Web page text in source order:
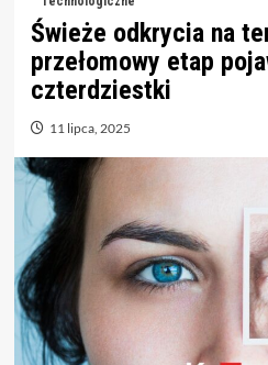
Świeże odkrycia na
przełomowy etap
czterdziestki
11 lipca, 2025